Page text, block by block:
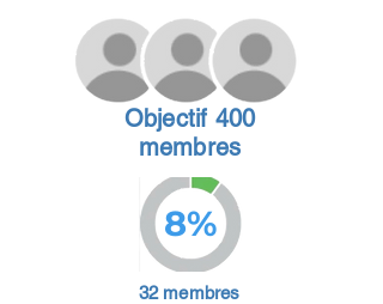
Objectif 400
membres
8%
32 membres